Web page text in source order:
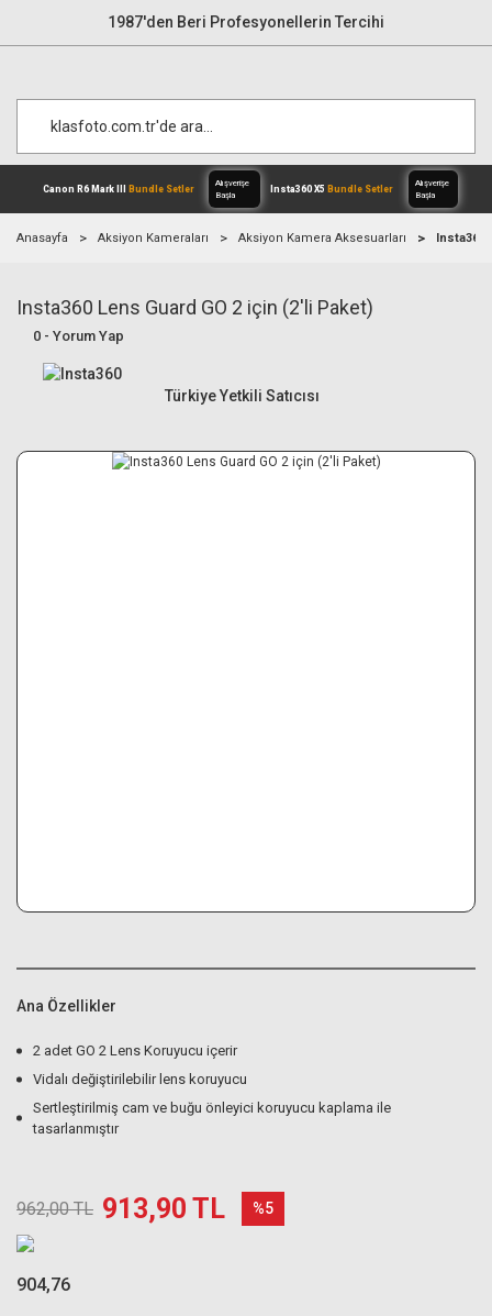
1987'den Beri Profesyonellerin Tercihi
Canon R6 Mark IIIBundle Setler
Alışverişe
Anasayfa Aksiyon Kameraları Aksiyon Kamera Aksesuarları Insta360
Insta360 Lens Guard GO 2 için (2'li Paket)
0 - Yorum Yap
Türkiye Yetkili Satıcısı
Ana Özellikler
2 adet GO 2 Lens Koruyucu içerir
Vidalı değiştirilebilir lens koruyucu
Sertleştirilmiş cam ve buğu önleyici koruyucu kaplama ile
tasarlanmıştır
962,00 TL 913,90 TL %5
904,76